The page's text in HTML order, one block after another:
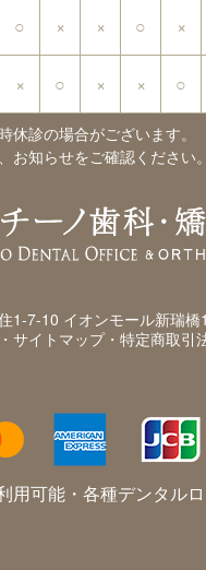
○ × × ○ ×
× ○ × × ○
休診の場合がございます。
お知らせをご確認ください。
1-7-10 イオンモール新瑞橋
サイトマップ・特定商取引
用可能・各種デンタル